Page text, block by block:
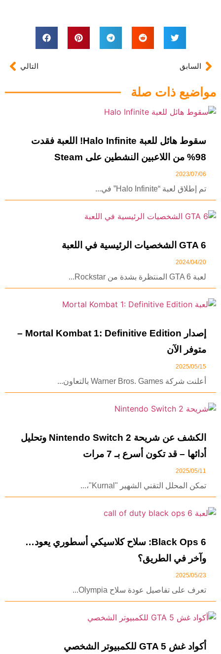
السابق التالي
مواضيع ذات صلة
سقوط هائل للعبة Halo Infinite! اللعبة فقدت
98% من اللاعبين النشطين على Steam
2023/07/06
تم إطلاق لعبة “Halo Infinite” في...
GTA 6 الشخصيات الرئيسية في اللعبة
2024/04/20
لعبة GTA 6 المنتظرة بشدة من Rockstar...
إصدار Mortal Kombat 1: Definitive Edition –
متوفر الآن
2025/05/15
أعلنت شركة Warner Bros. Games بالتعاون...
الكشف عن شريحة Nintendo Switch 2 وتحليل
أدائها – قد تكون أسرع بـ 7 مرات
2025/05/11
تمكن المحلل التقني الشهير "Kurnal"،...
Black Ops 6: سلاح كلاسيكي أسطوري يعود…
وآخر في الطريق؟
2025/05/23
تعرف على تفاصيل عودة سلاح Olympia...
أكواد غش GTA 5 للكمبيوتر الشخصي